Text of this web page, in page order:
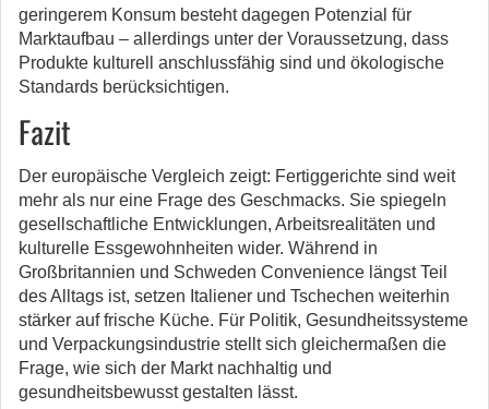
geringerem Konsum besteht dagegen Potenzial für
Marktaufbau – allerdings unter der Voraussetzung, dass
Produkte kulturell anschlussfähig sind und ökologische
Standards berücksichtigen.
Fazit
Der europäische Vergleich zeigt: Fertiggerichte sind weit
mehr als nur eine Frage des Geschmacks. Sie spiegeln
gesellschaftliche Entwicklungen, Arbeitsrealitäten und
kulturelle Essgewohnheiten wider. Während in
Großbritannien und Schweden Convenience längst Teil
des Alltags ist, setzen Italiener und Tschechen weiterhin
stärker auf frische Küche. Für Politik, Gesundheitssysteme
und Verpackungsindustrie stellt sich gleichermaßen die
Frage, wie sich der Markt nachhaltig und
gesundheitsbewusst gestalten lässt.